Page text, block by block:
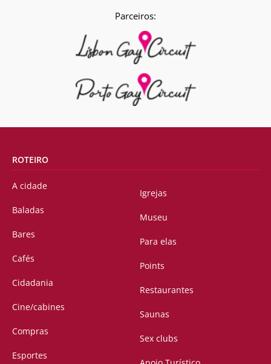
Parceiros:
ROTEIRO
A cidade
Baladas
Bares
Cafés
Cidadania
Cine/cabines
Compras
Esportes
Igrejas
Museu
Para elas
Points
Restaurantes
Saunas
Sex clubs